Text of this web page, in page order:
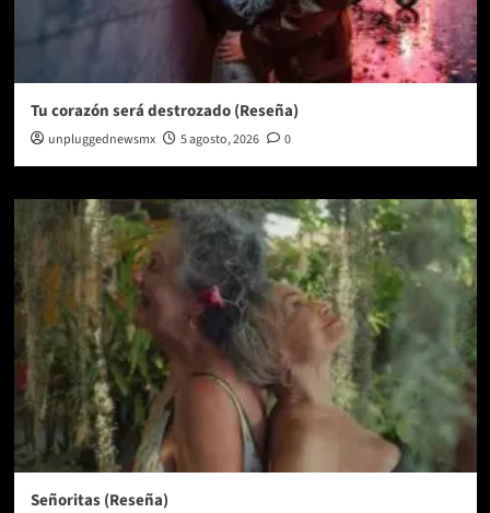
Tu corazón será destrozado (Reseña)
unpluggednewsmx 5 agosto, 2026 0
Señoritas (Reseña)